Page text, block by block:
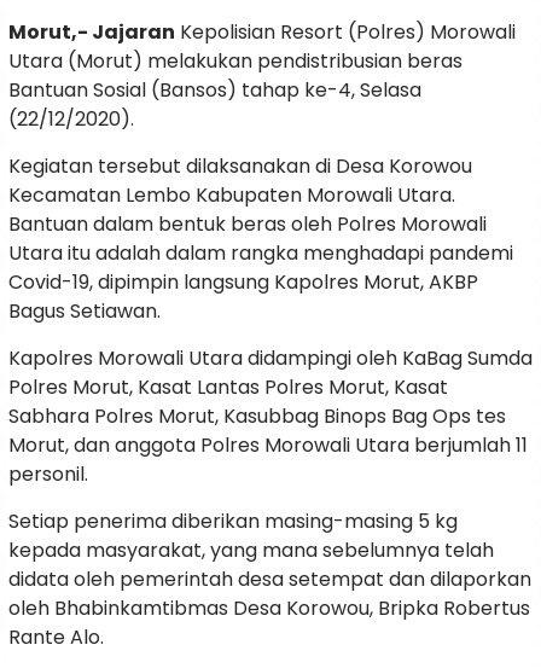
Morut,- Jajaran Kepolisian Resort (Polres) Morowali
Utara (Morut) melakukan pendistribusian beras
Bantuan Sosial (Bansos) tahap ke-4, Selasa
(22/12/2020).
Kegiatan tersebut dilaksanakan di Desa Korowou
Kecamatan Lembo Kabupaten Morowali Utara.
Bantuan dalam bentuk beras oleh Polres Morowali
Utara itu adalah dalam rangka menghadapi pandemi
Covid-19, dipimpin langsung Kapolres Morut, AKBP
Bagus Setiawan.
Kapolres Morowali Utara didampingi oleh KaBag Sumda
Polres Morut, Kasat Lantas Polres Morut, Kasat
Sabhara Polres Morut, Kasubbag Binops Bag Ops tes
Morut, dan anggota Polres Morowali Utara berjumlah 11
personil.
Setiap penerima diberikan masing-masing 5 kg
kepada masyarakat, yang mana sebelumnya telah
didata oleh pemerintah desa setempat dan dilaporkan
oleh Bhabinkamtibmas Desa Korowou, Bripka Robertus
Rante Alo.